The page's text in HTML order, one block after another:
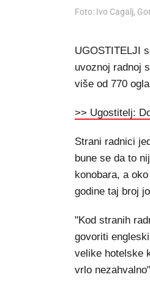
Foto: Ivo Cagalj,
UGOSTITELJI
uvoznoj radnoj
više od 770
>> Ugostitelj:
Strani radnici
bune se da to
konobara, a
godine taj broj
"Kod stranih
govoriti
velike hotelske
vrlo